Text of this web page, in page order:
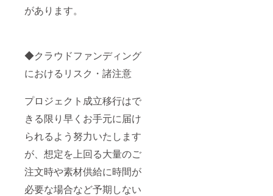
があります。
◆クラウドファンディング
におけるリスク・諸注意
プロジェクト成立移行はで
きる限り早くお手元に届け
られるよう努力いたします
が、想定を上回る大量のご
注文時や素材供給に時間が
必要な場合など予期しない